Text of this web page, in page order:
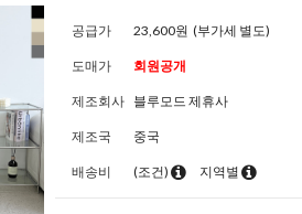
공급가 23,600원 (부가세 별도)
도매가 회원공개
제조회사 블루모드 제휴사
제조국 중국
배송비 (조건) 지역별